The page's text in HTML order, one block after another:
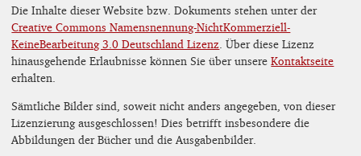
Die Inhalte dieser Website bzw. Dokuments stehen unter der
Creative Commons Namensnennung-NichtKommerziell-
KeineBearbeitung 3.0 Deutschland Lizenz . Über diese Lizenz
hinausgehende Erlaubnisse können Sie über unsereKontaktseite
erhalten.
Sämtliche Bilder sind, soweit nicht anders angegeben, von dieser
Lizenzierung ausgeschlossen! Dies betrifft insbesondere die
Abbildungen der Bücher und die Ausgabenbilder.